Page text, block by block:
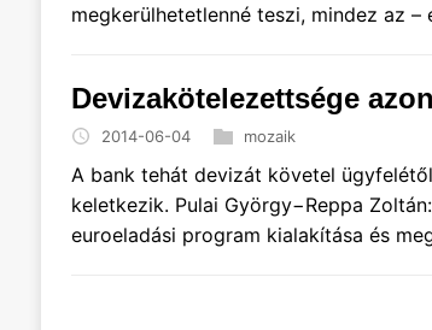
megkerülhetetlenné teszi, mindez az –
Devizakötelezettsége
2014-06-04 mozaik
A bank tehát devizát követel
keletkezik. Pulai György−Reppa
euroeladási program kialakítása és